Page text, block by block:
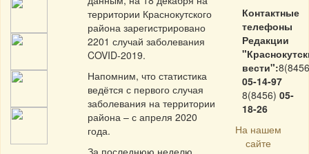
территории Краснокутского
района зарегистрировано
2201 случай заболевания
COVID-2019.
Напомним, что статистика
ведётся с первого случая
заболевания на территории
района – с апреля 2020
года.
Контактные
телефоны
Редакции
вести":
05-14-97
8(8456) 05-
18-26
На нашем
сайте